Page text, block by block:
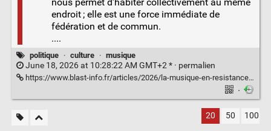
endroit ; elle est une force immédiate de
fédération et de commun.
....
politique · culture · musique
June 18, 2026 at 10:28:22 AM GMT+2 * · permalien
https://www.blast-info.fr/articles/2026/la-musique-en-resistance-l-appel-des-1000-p4NLS8sGTcKRis0Eiu1P-A
·
20 50 100